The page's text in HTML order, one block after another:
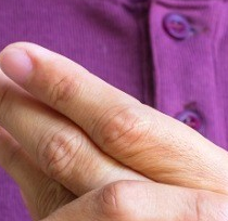
Ваш